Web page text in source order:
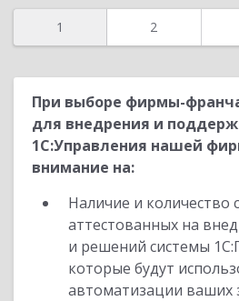
1 2
При выборе фирмы-
для внедрения и
1С:Управления нашей
внимание на:
Наличие и количество
аттестованных на
и решений системы
которые будут
автоматизации ваших